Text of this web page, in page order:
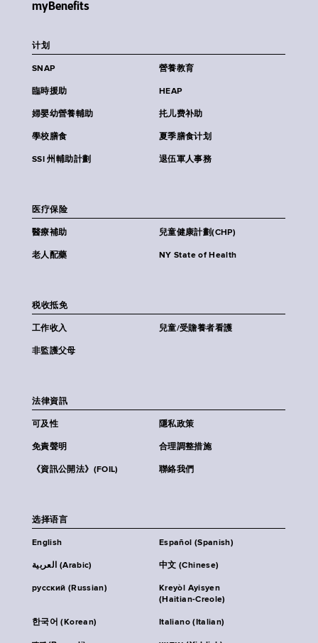
myBenefits
计划
SNAP 營養教育
臨時援助 HEAP
婦嬰幼營養輔助 扥儿费补助
學校膳食 夏季膳食计划
SSI 州輔助計劃 退伍軍人事務
医疗保险
醫療補助 兒童健康計劃(CHP)
老人配藥 NY State of Health
税收抵免
工作收入 兒童/受贍養者看護
非監護父母
法律資訊
可及性 隱私政策
免責聲明 合理調整措施
《資訊公開法》(FOIL) 聯絡我們
选择语言
English Español (Spanish)
العربية (Arabic) 中文 (Chinese)
русский (Russian)
Kreyòl Ayisyen
(Haitian-Creole)
한국어 (Korean) Italiano (Italian)